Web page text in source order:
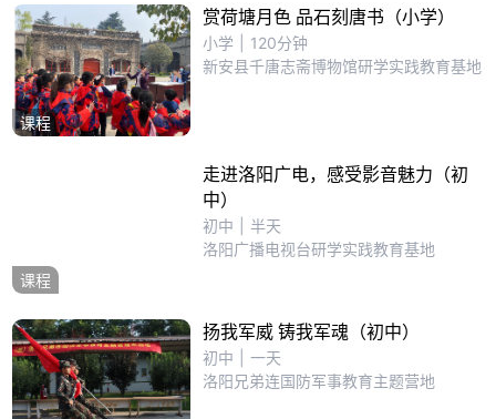
课程
赏荷塘月色 品石刻唐书（小学）
小学
120分钟
新安县千唐志斋博物馆研学实践教育基地
课程
走进洛阳广电，感受影音魅力（初
中）
初中
半天
洛阳广播电视台研学实践教育基地
扬我军威 铸我军魂（初中）
初中
一天
洛阳兄弟连国防军事教育主题营地